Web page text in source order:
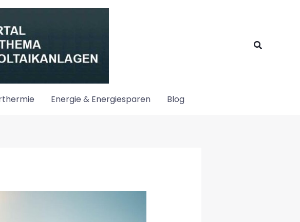
Suchen
Energie & Energiesparen Blog